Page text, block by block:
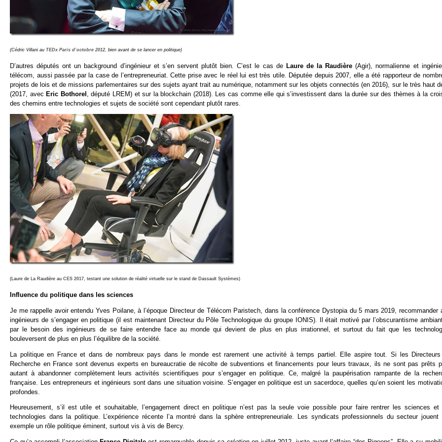
(Cédric Villani au TEDx Paris d’octobre 2012 , bien avant de se lancer en politique)
D’autres députés ont un background d’ingénieur et s’en servent plutôt bien. C’est le cas de Laure de la Raudière(Agir), normalienne et
télécom, aussi passée par la case de l’entrepreneuriat. Cette prise avec le réel lui est très utile. Députée depuis 2007, elle a été rapporteur de
projets de lois et de missions parlementaires sur des sujets ayant trait au numérique, notamment sur les objets connectés (en 2016), sur le très haut
(2017, avecEric Bothorel , député LREM) et sur la blockchain (2018). Les cas comme elle qui s’investissent dans la durée sur des thèmes à la
des chemins entre technologies et sujets de société sont cependant plutôt rares.
(Laure de La Raudière au CES 2017, testant une solution de réalité virtuelle sur le stand de Dassault Systèmes)
Influence du politique dans les sciences
Je me rappelle avoir entendu Yves Poilane, à l’époque Directeur de Télécom Paristech, dans la conférence Dystopia du 5 mars 2019, recommander
ingénieurs de s’engager en politique (il est maintenant Directeur du Pôle Technologique du groupe IONIS). Il était motivé par l’obscurantisme
par le besoin des ingénieurs de se faire entendre face au monde qui devient de plus en plus irrationnel, et surtout du fait que les
bouleversent de plus en plus l’équilibre de la société.
La politique en France et dans de nombreux pays dans le monde est rarement une activité à temps partiel. Elle aspire tout. Si les
Recherche en France sont devenus experts en bureaucratie de récolte de subventions et financements pour leurs travaux, ils ne sont pas prêts
autant à abandonner complètement leurs activités scientifiques pour s’engager en politique. Ce, malgré la paupérisation rampante de la
française. Les entrepreneurs et ingénieurs sont dans une situation voisine. S’engager en politique est un sacerdoce, quelles qu’en soient les
profondes.
Heureusement, s’il est utile et souhaitable, l’engagement direct en politique n’est pas la seule voie possible pour faire rentrer les sciences et
technologies dans la politique. L’expérience récente l’a montré dans la sphère entrepreneuriale. Les syndicats professionnels du secteur jouent
exemple un rôle politique éminent, surtout vis à vis de Bercy.